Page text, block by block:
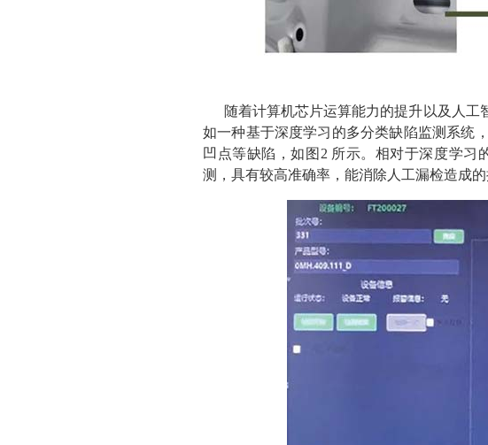
随着计算机芯片运算能力的提升以及人工
如一种基于深度学习的多分类缺陷监测系统
凹点等缺陷，如图2 所示。相对于深度学
测，具有较高准确率，能消除人工漏检造成